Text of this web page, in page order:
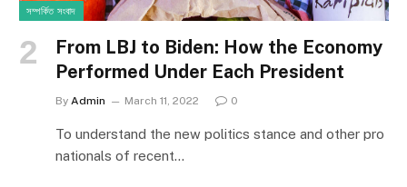
সম্পর্কিত সংবাদ
From LBJ to Biden: How the Economy
Performed Under Each President
By Admin March 11, 2022 0
To understand the new politics stance and other pro
nationals of recent…